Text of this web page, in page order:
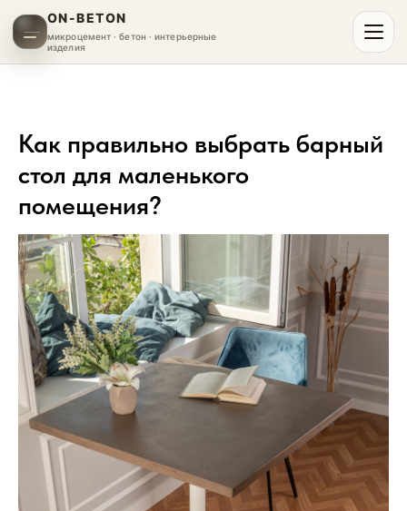
ON-BETON
микроцемент · бетон · интерьерные
изделия
Как правильно выбрать барный
стол для маленького
помещения?